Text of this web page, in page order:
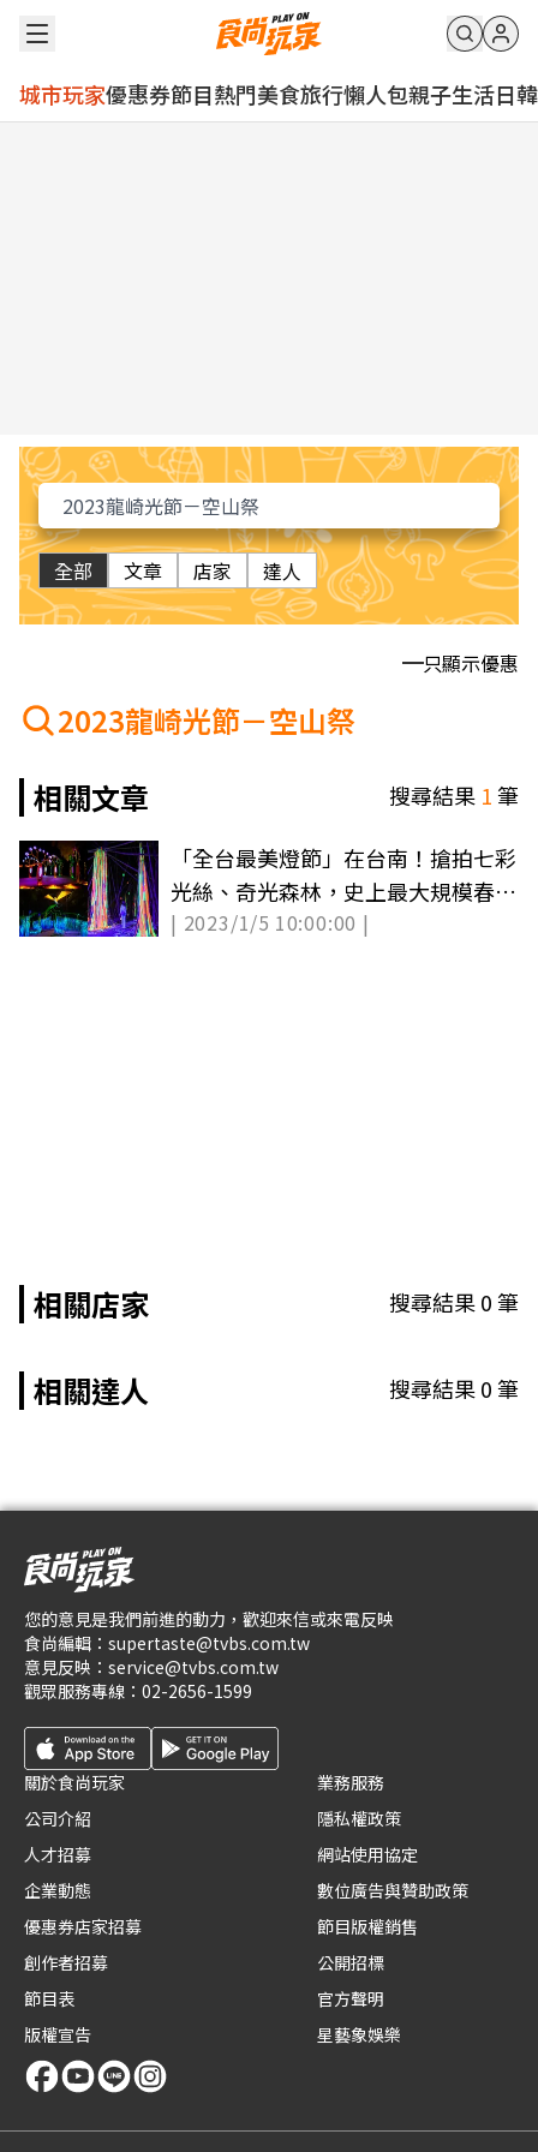
城市玩家優惠券節目熱門美食旅行懶人包親子生活日韓
全部 文章 店家 達人
只顯示優惠
2023龍崎光節－空山祭
相關文章
搜尋結果 1筆
「全台最美燈節」在台南！搶拍七彩
光絲、奇光森林，史上最大規模春節
開逛
| 2023/1/5 10:00:00 |
相關店家 搜尋結果0筆
相關達人 搜尋結果0筆
您的意見是我們前進的動力，歡迎來信或來電反映
食尚編輯： supertaste@tvbs.com.tw
意見反映： service@tvbs.com.tw
觀眾服務專線： 02-2656-1599
關於食尚玩家
公司介紹
人才招募
企業動態
優惠券店家招募
創作者招募
節目表
版權宣告
業務服務
隱私權政策
網站使用協定
數位廣告與贊助政策
節目版權銷售
公開招標
官方聲明
星藝象娛樂